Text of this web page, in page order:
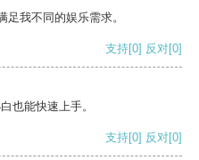
我不同的娱乐需求。
支持[0] 反对[0]
也能快速上手。
支持[0] 反对[0]